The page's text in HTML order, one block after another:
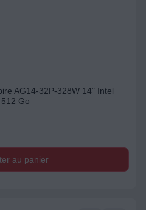
AG14-32P-328W 14" Intel
Go
au panier